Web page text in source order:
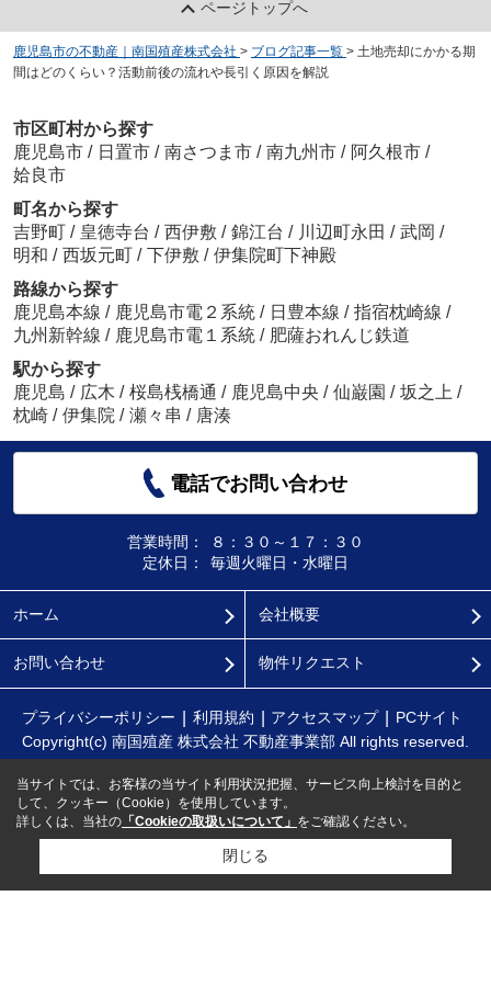
ページトップへ
鹿児島市の不動産｜南国殖産株式会社 > ブログ記事一覧 > 土地売却にかかる期
間はどのくらい？活動前後の流れや長引く原因を解説
市区町村から探す
鹿児島市 / 日置市 / 南さつま市 / 南九州市 / 阿久根市 /
姶良市
町名から探す
吉野町 / 皇徳寺台 / 西伊敷 / 錦江台 / 川辺町永田 / 武岡 /
明和 / 西坂元町 / 下伊敷 / 伊集院町下神殿
路線から探す
鹿児島本線 / 鹿児島市電２系統 / 日豊本線 / 指宿枕崎線 /
九州新幹線 / 鹿児島市電１系統 / 肥薩おれんじ鉄道
駅から探す
鹿児島 / 広木 / 桜島桟橋通 / 鹿児島中央 / 仙巌園 / 坂之上 /
枕崎 / 伊集院 / 瀬々串 / 唐湊
電話でお問い合わせ
営業時間：
８：３０～１７：３０
定休日：
毎週火曜日・水曜日
ホーム 会社概要
お問い合わせ 物件リクエスト
プライバシーポリシー 利用規約 アクセスマップ
PCサイト
Copyright(c) 南国殖産 株式会社 不動産事業部 All rights reserved.
当サイトでは、お客様の当サイト利用状況把握、サービス向上検討を目的と
して、クッキー（Cookie）を使用しています。
詳しくは、当社の 「Cookieの取扱いについて」 をご確認ください。
閉じる